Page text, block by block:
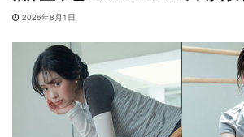
2026年8月1日